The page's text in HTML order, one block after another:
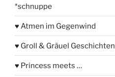
*schnuppe
♥ Atmen im Gegenwind
♥ Groll & Gräuel Geschichten
♥ Princess meets …